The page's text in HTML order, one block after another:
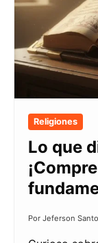
Religiones
Lo que
Por Jeferson